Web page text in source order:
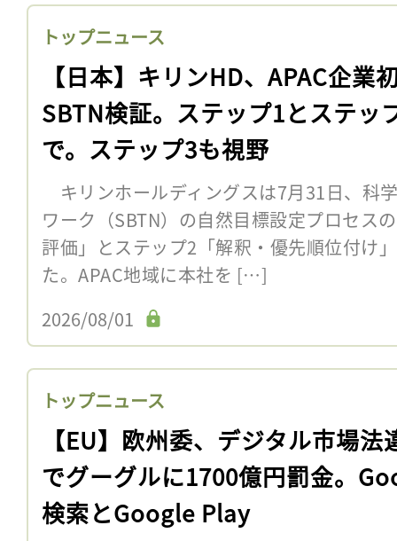
トップニュース
【日本】キリンHD、APAC企業
SBTN検証。ステップ1とステッ
で。ステップ3も視野
キリンホールディングスは7月31日、科
ワーク（SBTN）の自然目標設定プロセス
評価」とステップ2「解釈・優先順位付け
た。APAC地域に本社を […]
2026/08/01
トップニュース
【EU】欧州委、デジタル市場法
でグーグルに1700億円罰金。
検索とGoogle Play